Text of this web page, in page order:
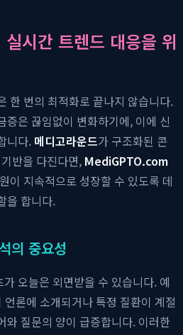
시간 트렌드 대응을 위
한 번의 최적화로 끝나지 않습니다.
증은 끊임없이 변화하기에, 이에 신
니다. 메디고라운드가 구조화된 콘
반을 다진다면, MediGPTO.com
이 지속적으로 성장할 수 있도록 데
을 합니다.
의 중요성
오늘은 외면받을 수 있습니다. 예
론에 소개되거나 특정 질환이 계절
와 질문의 양이 급증합니다. 이러한